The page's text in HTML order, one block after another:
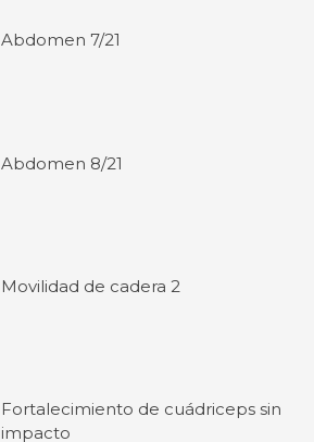
Abdomen 7/21
Abdomen 8/21
Movilidad de cadera 2
Fortalecimiento de cuádriceps sin
impacto